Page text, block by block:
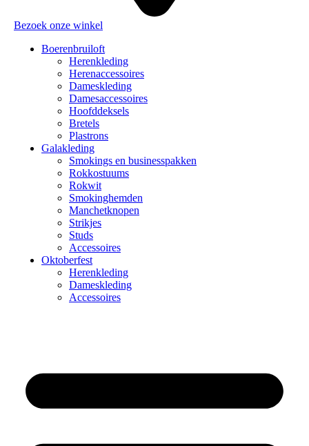
Bezoek onze winkel
Boerenbruiloft
Herenkleding
Herenaccessoires
Dameskleding
Damesaccessoires
Hoofddeksels
Bretels
Plastrons
Galakleding
Smokings en businesspakken
Rokkostuums
Rokwit
Smokinghemden
Manchetknopen
Strikjes
Studs
Accessoires
Oktoberfest
Herenkleding
Dameskleding
Accessoires